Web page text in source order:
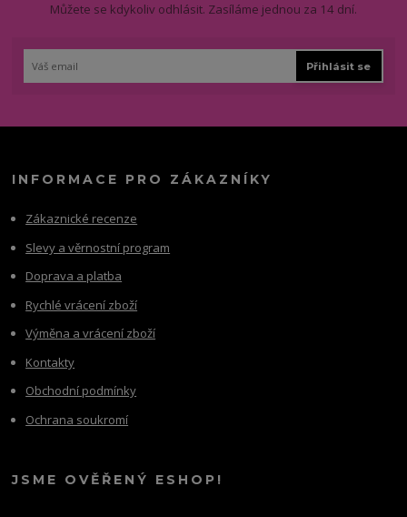
Můžete se kdykoliv odhlásit. Zasíláme jednou za 14 dní.
Přihlásit se
INFORMACE PRO ZÁKAZNÍKY
Zákaznické recenze
Slevy a věrnostní program
Doprava a platba
Rychlé vrácení zboží
Výměna a vrácení zboží
Kontakty
Obchodní podmínky
Ochrana soukromí
JSME OVĚŘENÝ ESHOP!